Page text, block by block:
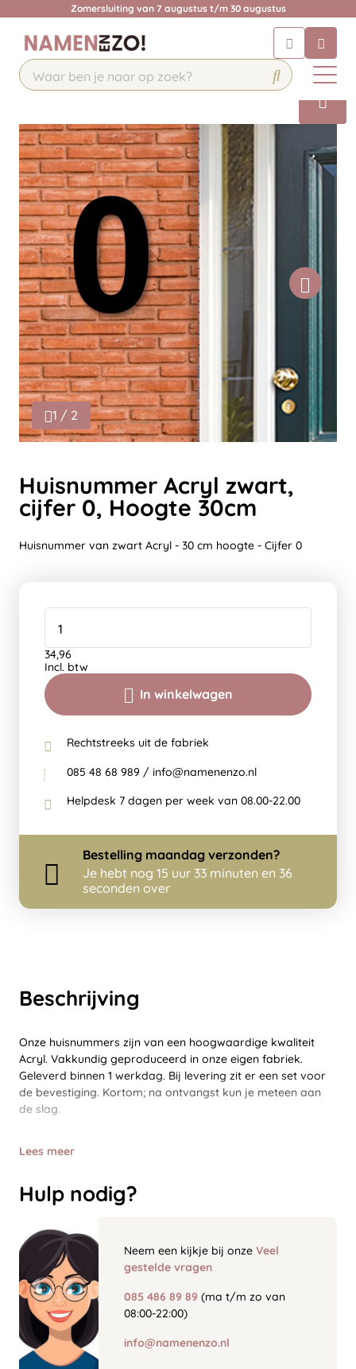
Zomersluiting van 7 augustus t/m 30 augustus
Chat 24/7 met onze chatbot voor
hulp
Contact
Beschrijving
Onze huisnummers zijn van een hoogwaardige kwaliteit
Acryl. Vakkundig geproduceerd in onze eigen fabriek.
Geleverd binnen 1 werkdag. Bij levering zit er een set voor
de bevestiging. Kortom; na ontvangst kun je meteen aan
de slag.
Lees meer
Hulp nodig?
Neem een kijkje bij onze Veel
gestelde vragen
085 486 89 89 (ma t/m zo van
08:00-22:00)
info@namenenzo.nl
1 / 2
Huisnummer Acryl zwart,
cijfer 0, Hoogte 30cm
Huisnummer van zwart Acryl - 30 cm hoogte - Cijfer 0
In winkelwagen
34,96
Incl. btw
Rechtstreeks uit de fabriek
085 48 68 989 / info@namenenzo.nl
Helpdesk 7 dagen per week van 08.00-22.00
Bestelling maandag verzonden?
Je hebt nog 15 uur 33 minuten en 36
seconden over